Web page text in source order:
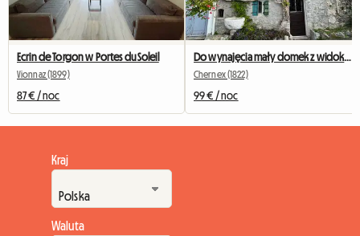
Ecrin de Torgon w Portes du Soleil
Vionnaz (1899)
87 € / noc
Do wynajęcia mały domek z widokiem na jezioro
Chernex (1822)
99 € / noc
Kraj
Waluta